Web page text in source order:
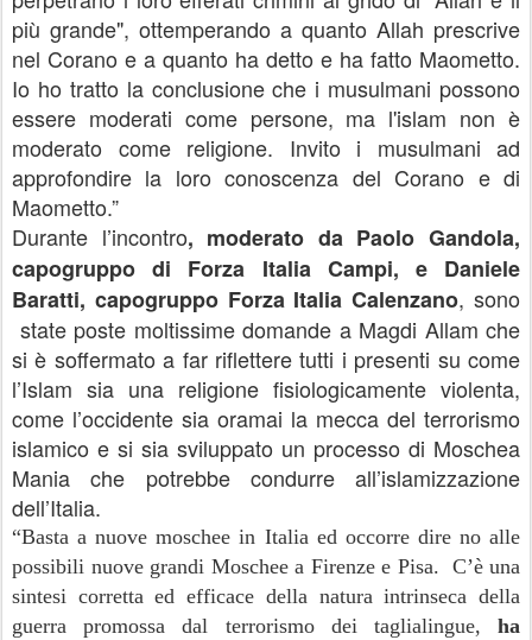
più grande", ottemperando a quanto Allah prescrive
nel Corano e a quanto ha detto e ha fatto Maometto.
Io ho tratto la conclusione che i musulmani possono
essere moderati come persone, ma l'islam non è
moderato come religione. Invito i musulmani ad
approfondire la loro conoscenza del Corano e di
Maometto.”
Durante l’incontro, moderato da Paolo Gandola,
capogruppo di Forza Italia Campi, e Daniele
Baratti, capogruppo Forza Italia Calenzano, sono
state poste moltissime domande a Magdi Allam che
si è soffermato a far riflettere tutti i presenti su come
l’Islam sia una religione fisiologicamente violenta,
come l’occidente sia oramai la mecca del terrorismo
islamico e si sia sviluppato un processo di Moschea
Mania che potrebbe condurre all’islamizzazione
dell’Italia.
“Basta a nuove moschee in Italia ed occorre dire no alle
possibili nuove grandi Moschee a Firenze e Pisa. C’è una
sintesi corretta ed efficace della natura intrinseca della
guerra promossa dal terrorismo dei taglialingue, ha